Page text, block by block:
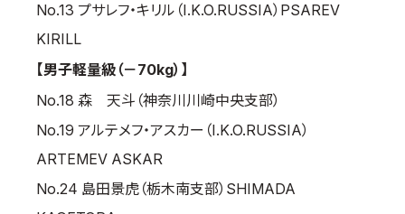
よくある質問
プライバシーポリシー
サイトマップ
Language
English
No.13 プサレフ・キリル（I.K.O.RUSSIA）PSAREV
KIRILL
【男子軽量級（－70kg）】
No.18 森 天斗（神奈川川崎中央支部）
No.19 アルテメフ・アスカー（I.K.O.RUSSIA）
ARTEMEV ASKAR
No.24 島田景虎（栃木南支部）SHIMADA